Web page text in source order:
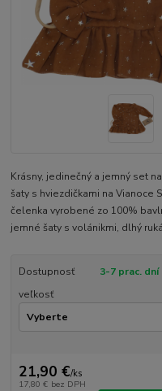
Krásny, jedinečný a jemný set
šaty s hviezdičkami na Vianoce
čelenka vyrobené zo 100%
jemné šaty s volánikmi, dlhý
Dostupnosť
3-7 prac. dní
veľkosť
21,90 €/ks
17,80 € bez DPH